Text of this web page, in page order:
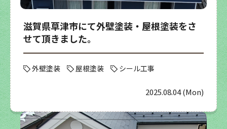
滋賀県草津市にて外壁塗装・屋根塗装をさ
せて頂きました。
外壁塗装 屋根塗装 シール工事
2025.08.04 (Mon)